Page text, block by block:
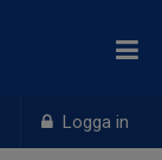
Logga in